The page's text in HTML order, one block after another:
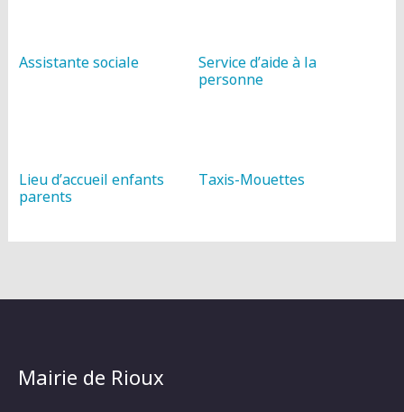
Assistante sociale
Service d’aide à la
personne
Lieu d’accueil enfants
parents
Taxis-Mouettes
Mairie de Rioux